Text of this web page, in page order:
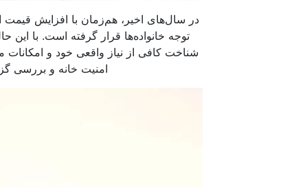
در سال‌های اخیر، هم‌زمان با افزایش
توجه خانواده‌ها قرار گرفته است. با
شناخت کافی از نیاز واقعی خود و امکانات
امنیت خانه و بررسی